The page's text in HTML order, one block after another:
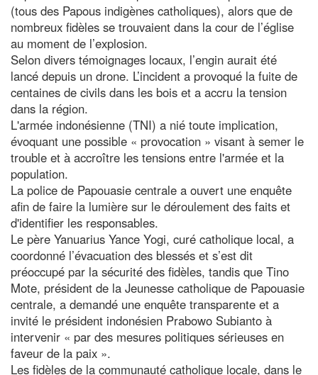
(tous des Papous indigènes catholiques), alors que de
nombreux fidèles se trouvaient dans la cour de l’église
au moment de l’explosion.
Selon divers témoignages locaux, l’engin aurait été
lancé depuis un drone. L’incident a provoqué la fuite de
centaines de civils dans les bois et a accru la tension
dans la région.
L'armée indonésienne (TNI) a nié toute implication,
évoquant une possible « provocation » visant à semer le
trouble et à accroître les tensions entre l'armée et la
population.
La police de Papouasie centrale a ouvert une enquête
afin de faire la lumière sur le déroulement des faits et
d'identifier les responsables.
Le père Yanuarius Yance Yogi, curé catholique local, a
coordonné l’évacuation des blessés et s’est dit
préoccupé par la sécurité des fidèles, tandis que Tino
Mote, président de la Jeunesse catholique de Papouasie
centrale, a demandé une enquête transparente et a
invité le président indonésien Prabowo Subianto à
intervenir « par des mesures politiques sérieuses en
faveur de la paix ».
Les fidèles de la communauté catholique locale, dans le